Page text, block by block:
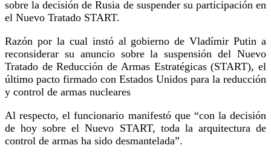
sobre la decisión de Rusia de suspender su participación en
el Nuevo Tratado START.
Razón por la cual instó al gobierno de Vladímir Putin a
reconsiderar su anuncio sobre la suspensión del Nuevo
Tratado de Reducción de Armas Estratégicas (START), el
último pacto firmado con Estados Unidos para la reducción
y control de armas nucleares
Al respecto, el funcionario manifestó que “con la decisión
de hoy sobre el Nuevo START, toda la arquitectura de
control de armas ha sido desmantelada”.